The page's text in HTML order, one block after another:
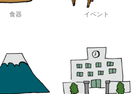
食器 イベント